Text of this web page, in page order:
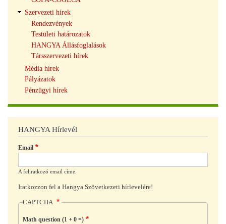
Szervezeti hírek
Rendezvények
Testületi határozatok
HANGYA Állásfoglalások
Társszervezeti hírek
Média hírek
Pályázatok
Pénzügyi hírek
HANGYA Hírlevél
Email
A feliratkozó email címe.
Iratkozzon fel a Hangya Szövetkezeti hírlevelére!
CAPTCHA
Math question (1 + 0 =)